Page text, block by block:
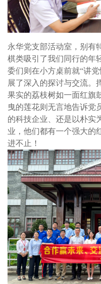
永华党支部活动室，别有
棋类吸引了我们同行的年
委们则在小方桌前就“讲
展了深入的探讨与交流。
果实的荔枝树如一面红旗
曳的莲花则无言地告诉党
的科技企业、还是以朴实
业，他们都有一个强大的
进不止！